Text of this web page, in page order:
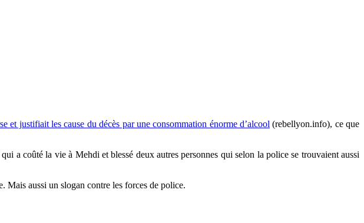
et justifiait les cause du décès par une consommation énorme d’alcool (rebellyon.info), ce que
a coûté la vie à Mehdi et blessé deux autres personnes qui selon la police se trouvaient aussi
Mais aussi un slogan contre les forces de police.